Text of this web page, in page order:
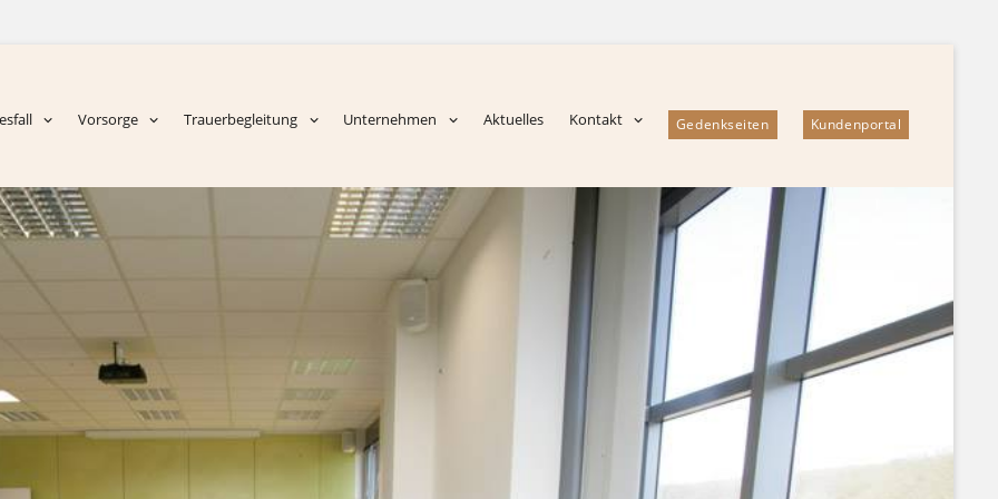
Vorsorge Trauerbegleitung Unternehmen Aktuelles Kontakt Gedenkseiten Kundenportal